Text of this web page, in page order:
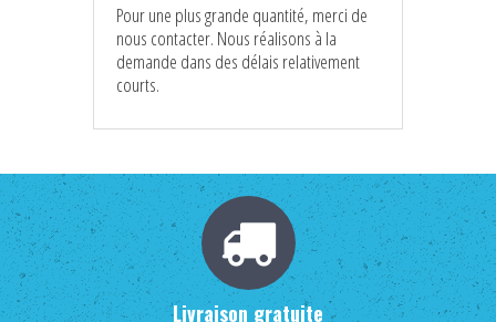
Pour une plus grande quantité, merci de
nous contacter. Nous réalisons à la
demande dans des délais relativement
courts.
Livraison gratuite